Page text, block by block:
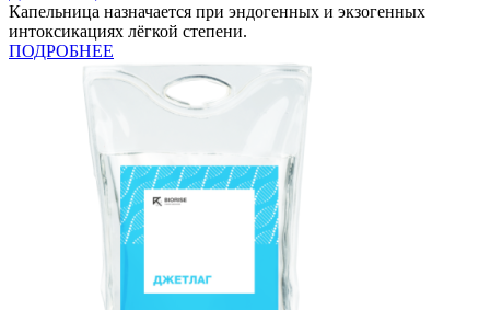
Капельница назначается при эндогенных и экзогенных
интоксикациях лёгкой степени.
ПОДРОБНЕЕ